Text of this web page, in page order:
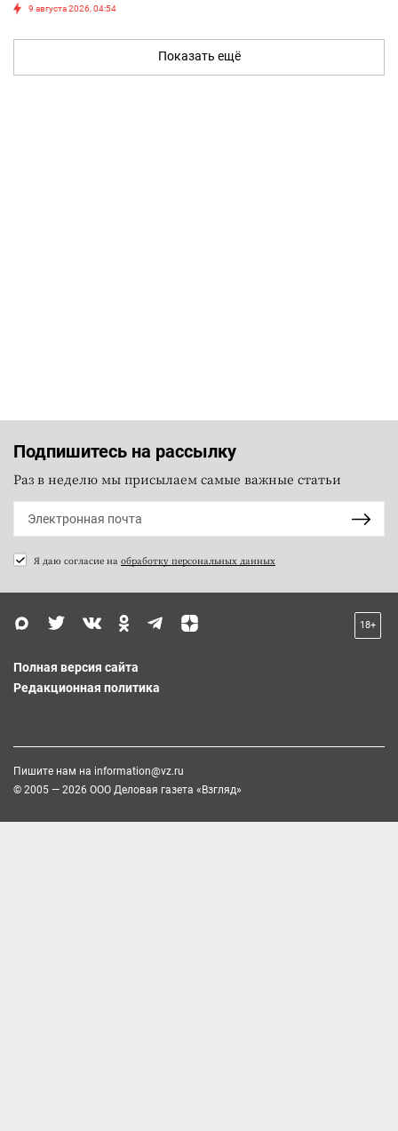
9 августа 2026, 04:54
Показать ещё
Подпишитесь на рассылку
Раз в неделю мы присылаем самые важные статьи
Я даю согласие на обработку персональных данных
18+
Полная версия сайта
Редакционная политика
Пишите нам на information@vz.ru
© 2005 — 2026 ООО Деловая газета «Взгляд»